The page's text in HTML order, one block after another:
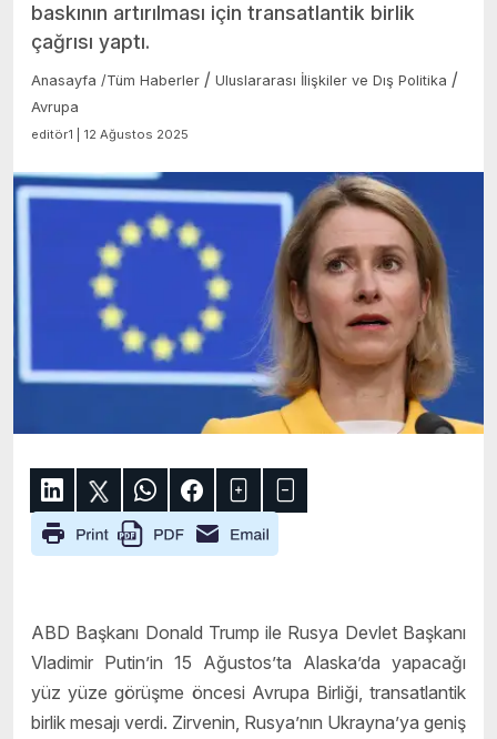
baskının artırılması için transatlantik birlik
çağrısı yaptı.
Anasayfa /Tüm Haberler / Uluslararası İlişkiler ve Dış Politika /
Avrupa
editör1 | 12 Ağustos 2025
ABD Başkanı Donald Trump ile Rusya Devlet Başkanı
Vladimir Putin’in 15 Ağustos’ta Alaska’da yapacağı
yüz yüze görüşme öncesi Avrupa Birliği, transatlantik
birlik mesajı verdi. Zirvenin, Rusya’nın Ukrayna’ya geniş